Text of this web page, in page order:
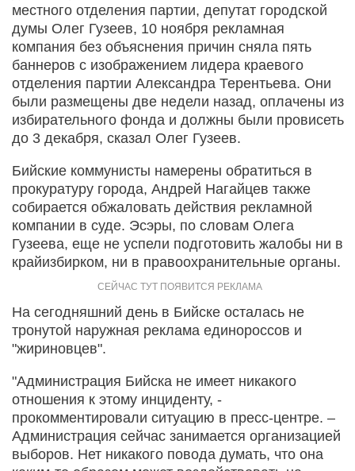
местного отделения партии, депутат городской
думы Олег Гузеев, 10 ноября рекламная
компания без объяснения причин сняла пять
баннеров с изображением лидера краевого
отделения партии Александра Терентьева. Они
были размещены две недели назад, оплачены из
избирательного фонда и должны были провисеть
до 3 декабря, сказал Олег Гузеев.
Бийские коммунисты намерены обратиться в
прокуратуру города, Андрей Нагайцев также
собирается обжаловать действия рекламной
компании в суде. Эсэры, по словам Олега
Гузеева, еще не успели подготовить жалобы ни в
крайизбирком, ни в правоохранительные органы.
На сегодняшний день в Бийске осталась не
тронутой наружная реклама единороссов и
"жириновцев".
"Администрация Бийска не имеет никакого
отношения к этому инциденту, -
прокомментировали ситуацию в пресс-центре. –
Администрация сейчас занимается организацией
выборов. Нет никакого повода думать, что она